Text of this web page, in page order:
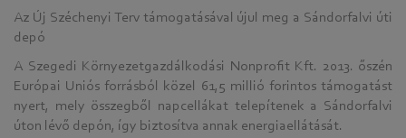
Az Új Széchenyi Terv támogatásával újul meg a Sándorfalvi úti
depó
A Szegedi Környezetgazdálkodási Nonprofit Kft. 2013. őszén
Európai Uniós forrásból közel 61,5 millió forintos támogatást
nyert, mely összegből napcellákat telepítenek a Sándorfalvi
úton lévő depón, így biztosítva annak energiaellátását.